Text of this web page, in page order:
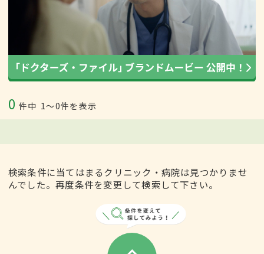
0 件中 1〜0件を表示
検索条件に当てはまるクリニック・病院は見つかりませ
んでした。再度条件を変更して検索して下さい。